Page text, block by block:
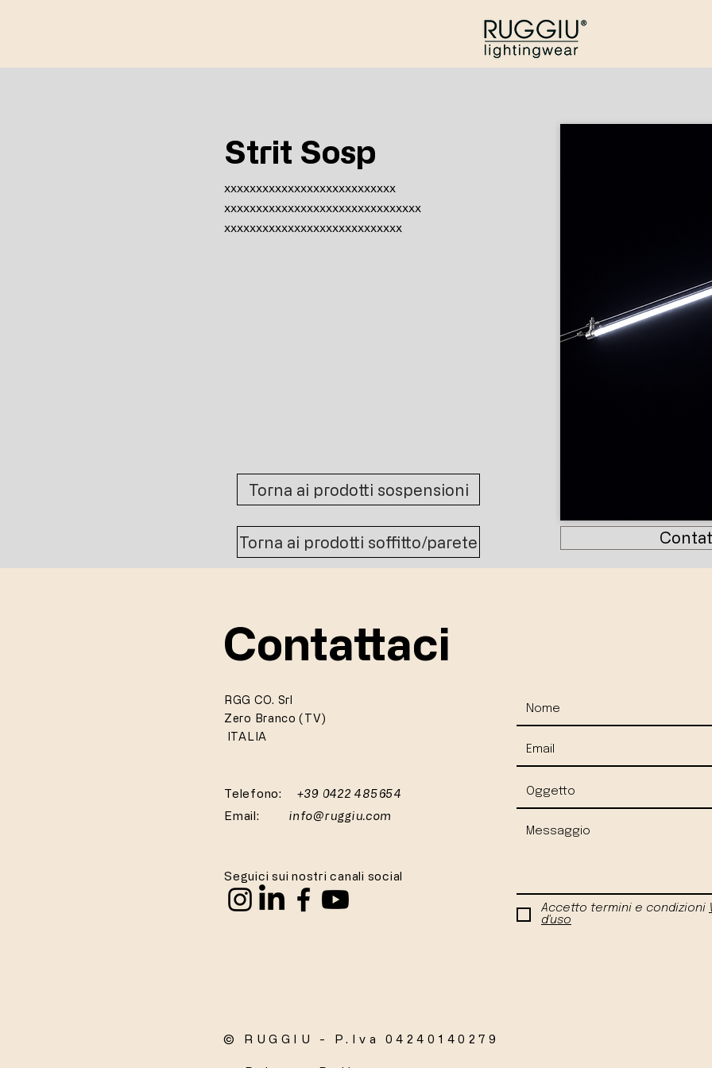
Torna ai prodotti soffitto/parete
Torna ai prodotti sospensioni
Strit Sosp
xxxxxxxxxxxxxxxxxxxxxxxxxxx
xxxxxxxxxxxxxxxxxxxxxxxxxxxxxxx
xxxxxxxxxxxxxxxxxxxxxxxxxxxx
Contattaci
RGG CO. Srl
Zero Branco (TV)
ITALIA
Telefono:
+39 0422 485654
Email: info@ruggiu.com
Seguici sui nostri canali social
Accetto termini e condizioni
d'uso
© RUGGIU - P.Iva 04240140279